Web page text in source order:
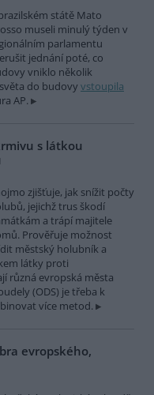
státě Mato
museli minulý týden v
parlamentu
jednání poté, co
vniklo několik
do budovy vstoupila
AP.
s látkou
zjišťuje, jak snížit počty
jejichž trus škodí
a trápí majitele
Prověřuje možnost
městský holubník a
látky proti
různá evropská města
(ODS) je třeba k
více metod.
evropského,